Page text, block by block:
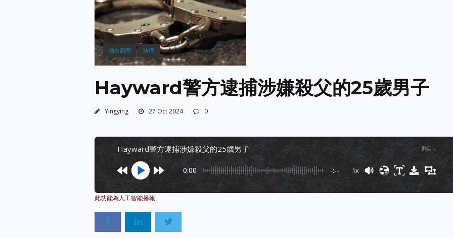
地方新聞 法律
Hayward警方逮捕涉嫌殺父的25歲男子
Yingying 27 Oct 2024 0
hayward警方逮捕涉嫌殺父的25歲男子 剧目 :-
0:00 -:-- 1x
Powered By